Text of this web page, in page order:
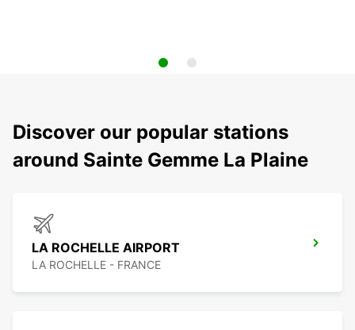
Discover our popular stations
around Sainte Gemme La Plaine
LA ROCHELLE AIRPORT
LA ROCHELLE - FRANCE